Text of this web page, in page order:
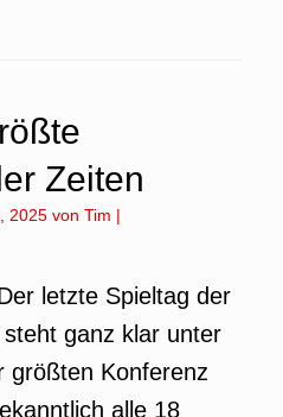
Zeiten
2025 von Tim |
letzte Spieltag der
ganz klar unter
größten Konferenz
alle 18